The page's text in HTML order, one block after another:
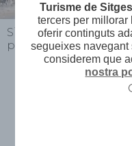
Sitges > Explora >
passeig pel nucli
3-
Turisme de Sitges
tercers per
oferir continguts
segueixes
considerem que
nostra